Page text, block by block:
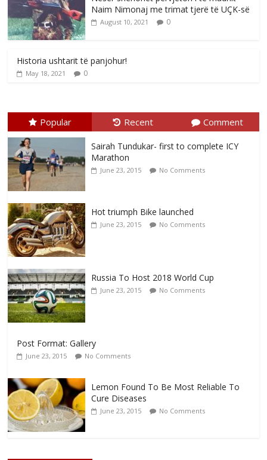
Naim Nimonaj me trimat tjerë të UÇK-së
August 10, 2021 0
Historia ushtarit të panjohur!
May 18, 2021 0
Popular Recent Comment
Sairah Tundukar- first to complete ICY
Marathon
June 23, 2015 No Comments
Hot triumph Bike launched
June 23, 2015 No Comments
Russia To Host 2018 World Cup
June 23, 2015 No Comments
Post Format: Gallery
June 23, 2015 No Comments
Lemon Found To Be Most Reliable To
Cure Diseases
June 23, 2015 No Comments